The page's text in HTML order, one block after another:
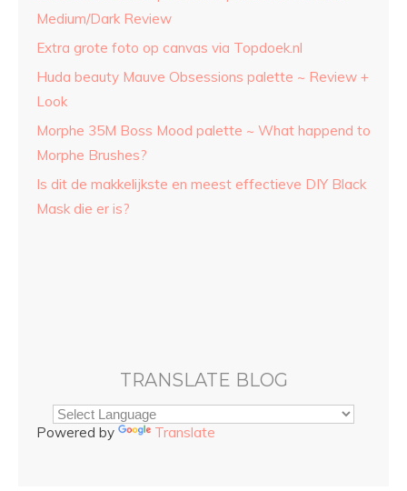
Medium/Dark Review
Extra grote foto op canvas via Topdoek.nl
Huda beauty Mauve Obsessions palette ~ Review +
Look
Morphe 35M Boss Mood palette ~ What happend to
Morphe Brushes?
Is dit de makkelijkste en meest effectieve DIY Black
Mask die er is?
TRANSLATE BLOG
Powered by Translate